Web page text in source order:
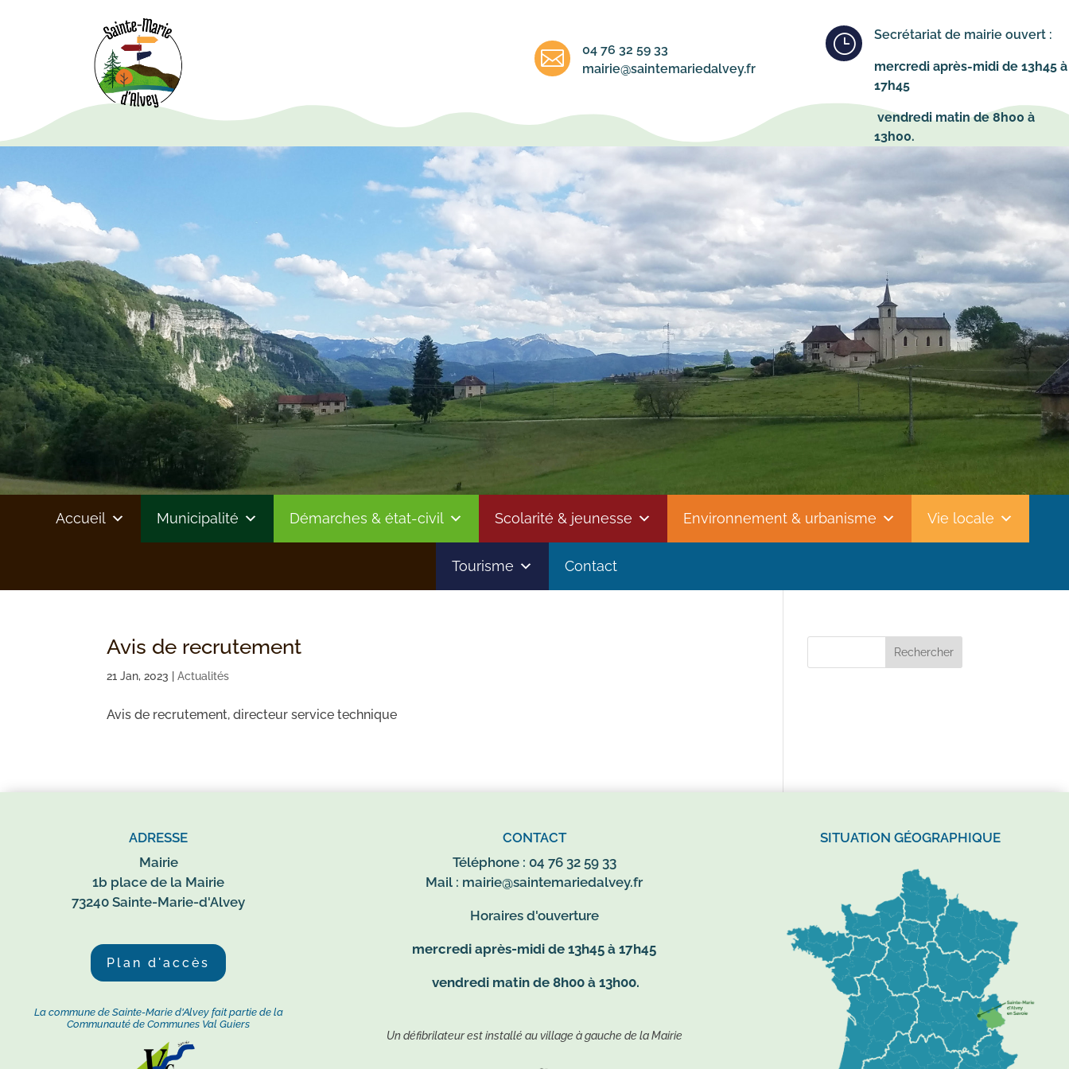

04 76 32 59 33
mairie@saintemariedalvey.fr
} Secrétariat de mairie ouvert :
mercredi après-midi de 13h45 à
17h45
vendredi matin de 8h00 à
13h00.
Accueil Municipalité Démarches & état-civil Scolarité & jeunesse Environnement & urbanisme Vie locale
Tourisme Contact
Avis de recrutement
21 Jan, 2023 |Actualités
Avis de recrutement, directeur service technique
ADRESSE
Mairie
1b place de la Mairie
73240 Sainte-Marie-d'Alvey
Plan d'accès
La commune de Sainte-Marie d'Alvey fait partie de la
Communauté de Communes Val Guiers
CONTACT
Téléphone : 04 76 32 59 33
Mail : mairie@saintemariedalvey.fr
Horaires d'ouverture
mercredi après-midi de 13h45 à 17h45
vendredi matin de 8h00 à 13h00.
Un défibrilateur est installé au village à gauche de la Mairie
SITUATION GÉOGRAPHIQUE